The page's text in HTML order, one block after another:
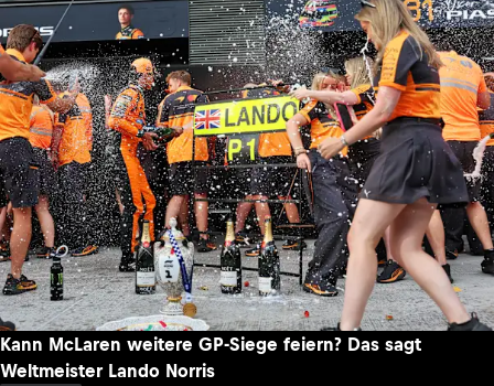
Kann McLaren weitere GP-Siege feiern? Das sagt
Weltmeister Lando Norris